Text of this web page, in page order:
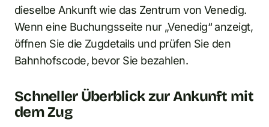
dieselbe Ankunft wie das Zentrum von Venedig.
Wenn eine Buchungsseite nur „Venedig“ anzeigt,
öffnen Sie die Zugdetails und prüfen Sie den
Bahnhofscode, bevor Sie bezahlen.
Schneller Überblick zur Ankunft mit
dem Zug